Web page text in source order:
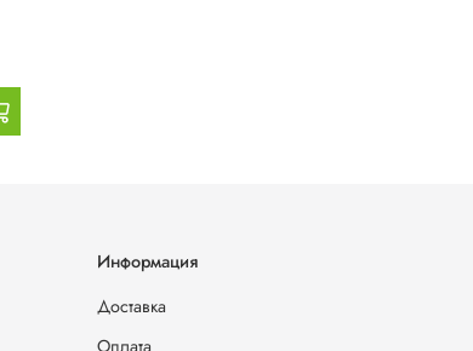
Информация
Доставка
Оплата